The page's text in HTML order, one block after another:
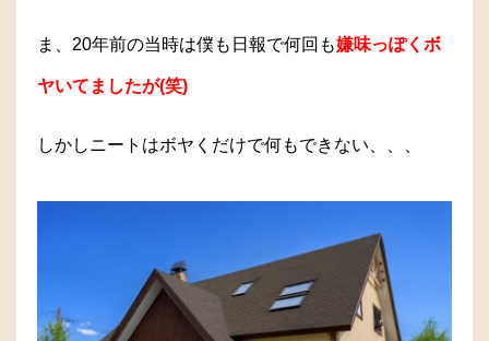
ま、20年前の当時は僕も日報で何回も嫌味っぽくボ
ヤいてましたが(笑)
しかしニートはボヤくだけで何もできない、、、